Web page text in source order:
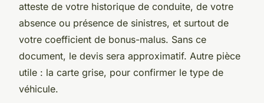
atteste de votre historique de conduite, de votre
absence ou présence de sinistres, et surtout de
votre coefficient de bonus-malus. Sans ce
document, le devis sera approximatif. Autre pièce
utile : la carte grise, pour confirmer le type de
véhicule.